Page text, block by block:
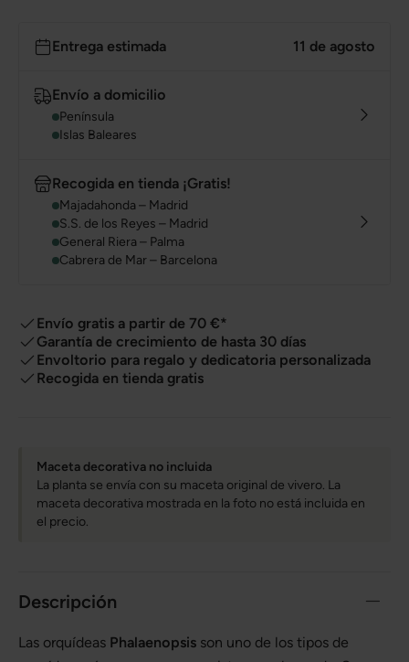
Entrega estimada 11 de agosto
Envío a domicilio
Península
Islas Baleares
Recogida en tienda ¡Gratis!
Majadahonda – Madrid
S.S. de los Reyes – Madrid
General Riera – Palma
Cabrera de Mar – Barcelona
Envío gratis a partir de 70 €*
Garantía de crecimiento de hasta 30 días
Envoltorio para regalo y dedicatoria personalizada
Recogida en tienda gratis
Maceta decorativa no incluida
La planta se envía con su maceta original de vivero. La
maceta decorativa mostrada en la foto no está incluida en
el precio.
Descripción
Las orquídeas Phalaenopsis son uno de los tipos de